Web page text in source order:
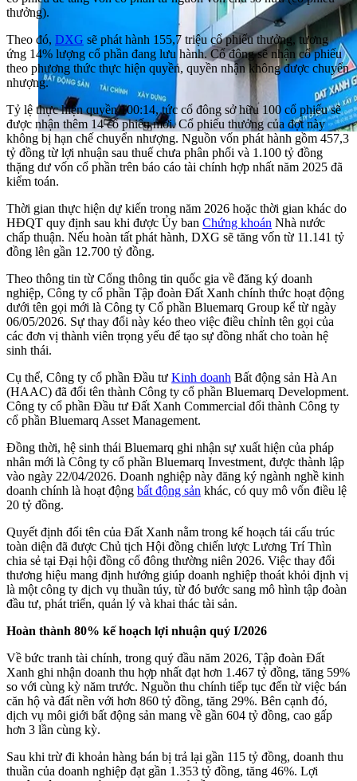
thưởng).
Theo đó, DXG sẽ phát hành 155,7 triệu cổ phiếu thưởng, tương
ứng 14% lượng cổ phần đang lưu hành. Cổ đông sẽ nhận cổ phiếu
theo phương thức thực hiện quyền, quyền nhận không được chuyển
nhượng.
Tỷ lệ thực hiện quyền 100:14, tức cổ đông sở hữu 100 cổ phiếu sẽ
được nhận thêm 14 cổ phiếu mới. Cổ phiếu thưởng của đợt này
không bị hạn chế chuyển nhượng. Nguồn vốn phát hành gồm 457,3
tỷ đồng từ lợi nhuận sau thuế chưa phân phối và 1.100 tỷ đồng
thặng dư vốn cổ phần trên báo cáo tài chính hợp nhất năm 2025 đã
kiểm toán.
Thời gian thực hiện dự kiến trong năm 2026 hoặc thời gian khác do
HĐQT quy định sau khi được Ủy ban Chứng khoán Nhà nước
chấp thuận. Nếu hoàn tất phát hành, DXG sẽ tăng vốn từ 11.141 tỷ
đồng lên gần 12.700 tỷ đồng.
Theo thông tin từ Cổng thông tin quốc gia về đăng ký doanh
nghiệp, Công ty cổ phần Tập đoàn Đất Xanh chính thức hoạt động
dưới tên gọi mới là Công ty Cổ phần Bluemarq Group kể từ ngày
06/05/2026. Sự thay đổi này kéo theo việc điều chỉnh tên gọi của
các đơn vị thành viên trọng yếu để tạo sự đồng nhất cho toàn hệ
sinh thái.
Cụ thể, Công ty cổ phần Đầu tư Kinh doanh Bất động sản Hà An
(HAAC) đã đổi tên thành Công ty cổ phần Bluemarq Development.
Công ty cổ phần Đầu tư Đất Xanh Commercial đổi thành Công ty
cổ phần Bluemarq Asset Management.
Đồng thời, hệ sinh thái Bluemarq ghi nhận sự xuất hiện của pháp
nhân mới là Công ty cổ phần Bluemarq Investment, được thành lập
vào ngày 22/04/2026. Doanh nghiệp này đăng ký ngành nghề kinh
doanh chính là hoạt động bất động sản khác, có quy mô vốn điều lệ
20 tỷ đồng.
Quyết định đổi tên của Đất Xanh nằm trong kế hoạch tái cấu trúc
toàn diện đã được Chủ tịch Hội đồng chiến lược Lương Trí Thìn
chia sẻ tại Đại hội đồng cổ đông thường niên 2026. Việc thay đổi
thương hiệu mang định hướng giúp doanh nghiệp thoát khỏi định vị
là một công ty dịch vụ thuần túy, từ đó bước sang mô hình tập đoàn
đầu tư, phát triển, quản lý và khai thác tài sản.
Hoàn thành 80% kế hoạch lợi nhuận quý I/2026
Về bức tranh tài chính, trong quý đầu năm 2026, Tập đoàn Đất
Xanh ghi nhận doanh thu hợp nhất đạt hơn 1.467 tỷ đồng, tăng 59%
so với cùng kỳ năm trước. Nguồn thu chính tiếp tục đến từ việc bán
căn hộ và đất nền với hơn 860 tỷ đồng, tăng 29%. Bên cạnh đó,
dịch vụ môi giới bất động sản mang về gần 604 tỷ đồng, cao gấp
hơn 3 lần cùng kỳ.
Sau khi trừ đi khoản hàng bán bị trả lại gần 115 tỷ đồng, doanh thu
thuần của doanh nghiệp đạt gần 1.353 tỷ đồng, tăng 46%. Lợi